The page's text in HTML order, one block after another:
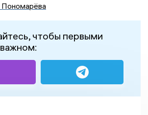
Пономарёва
чтобы первыми